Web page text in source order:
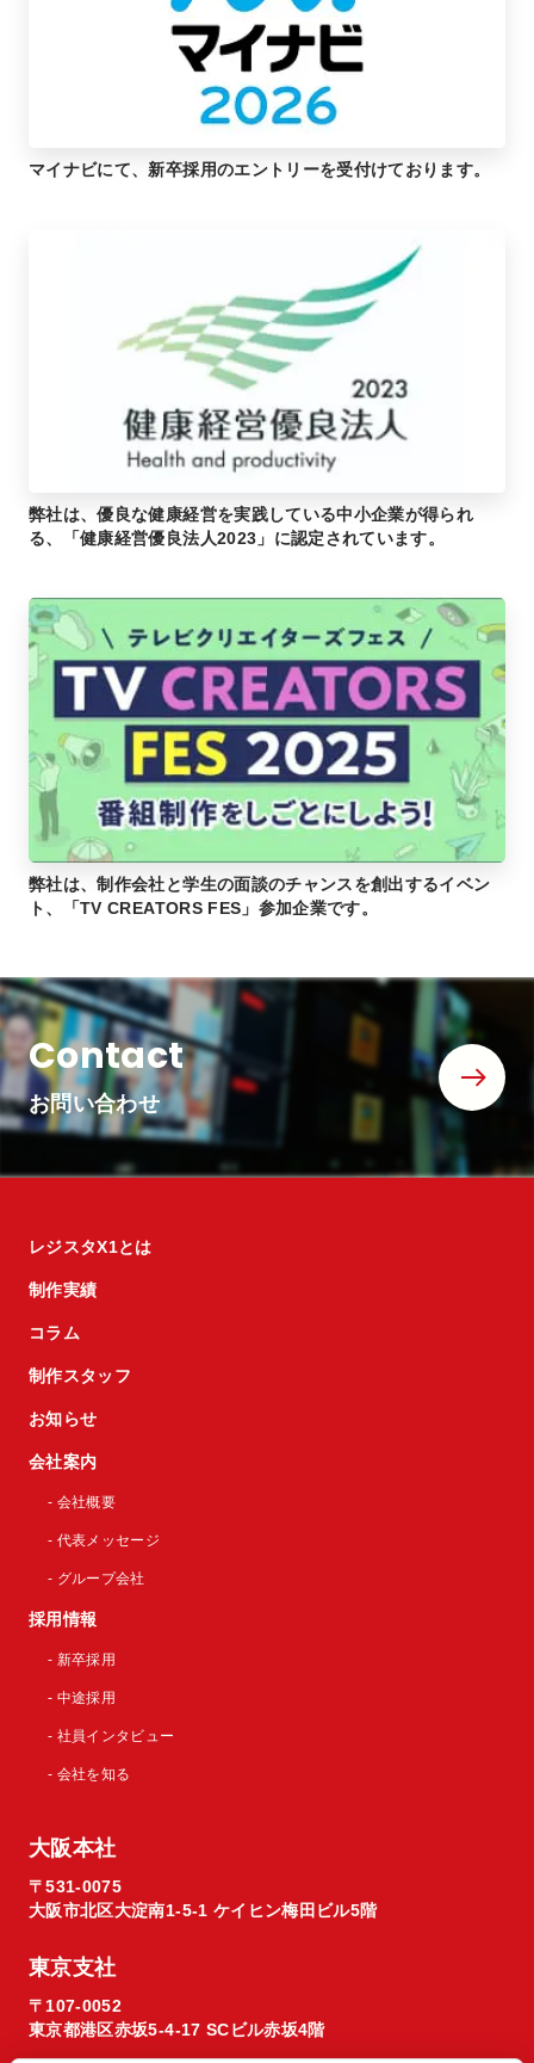
マイナビにて、新卒採用のエントリーを受付けております。
弊社は、優良な健康経営を実践している中小企業が得られ
る、「健康経営優良法人2023」に認定されています。
弊社は、制作会社と学生の面談のチャンスを創出するイベン
ト、「TV CREATORS FES」参加企業です。
Contact
お問い合わせ
レジスタX1とは
制作実績
コラム
制作スタッフ
お知らせ
会社案内
- 会社概要
- 代表メッセージ
- グループ会社
採用情報
- 新卒採用
- 中途採用
- 社員インタビュー
- 会社を知る
大阪本社
〒531-0075
大阪市北区大淀南1-5-1 ケイヒン梅田ビル5階
東京支社
〒107-0052
東京都港区赤坂5-4-17 SCビル赤坂4階